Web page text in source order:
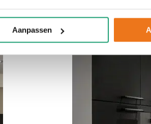
Aanpassen